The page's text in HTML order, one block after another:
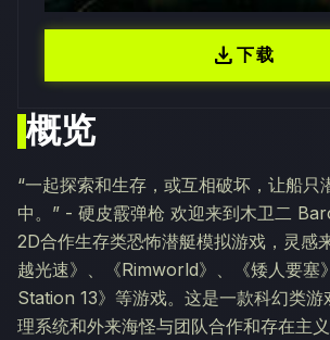
概览
“一起探索和生存，或互相破坏，让船只
中。” - 硬皮霰弹枪 欢迎来到木卫二
2D合作生存类恐怖潜艇模拟游戏，灵感
越光速》、《Rimworld》、《矮人要塞
Station 13》等游戏。这是一款科幻类游
理系统和外来海怪与团队合作和存在主义
download下载